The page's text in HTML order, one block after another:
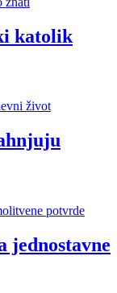
katolik
jednostavne